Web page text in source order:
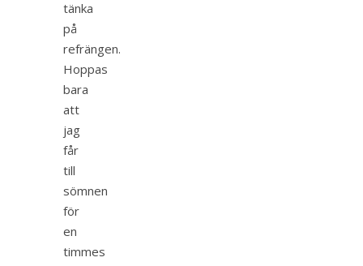
tänka
på
refrängen.
Hoppas
bara
att
jag
får
till
sömnen
för
en
timmes